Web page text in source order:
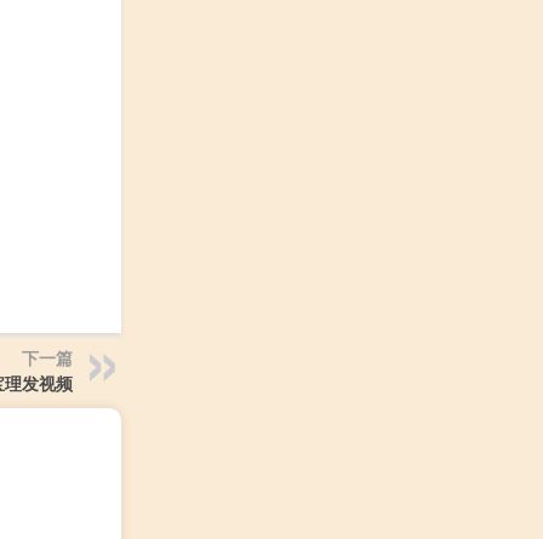
下一篇
发视频